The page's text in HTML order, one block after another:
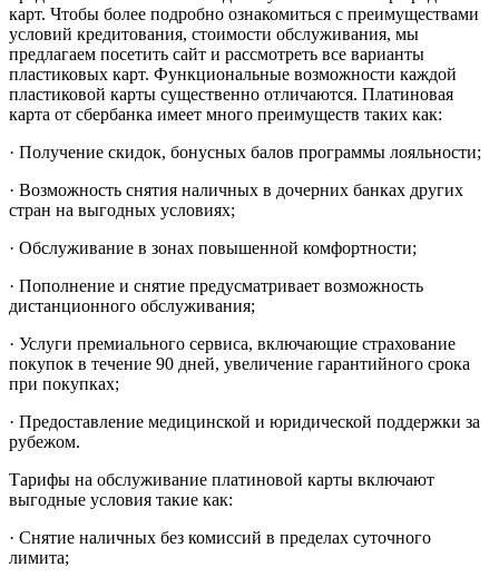
карт. Чтобы более подробно ознакомиться с преимуществами
условий кредитования, стоимости обслуживания, мы
предлагаем посетить сайт и рассмотреть все варианты
пластиковых карт. Функциональные возможности каждой
пластиковой карты существенно отличаются. Платиновая
карта от сбербанка имеет много преимуществ таких как:
· Получение скидок, бонусных балов программы лояльности;
· Возможность снятия наличных в дочерних банках других
стран на выгодных условиях;
· Обслуживание в зонах повышенной комфортности;
· Пополнение и снятие предусматривает возможность
дистанционного обслуживания;
· Услуги премиального сервиса, включающие страхование
покупок в течение 90 дней, увеличение гарантийного срока
при покупках;
· Предоставление медицинской и юридической поддержки за
рубежом.
Тарифы на обслуживание платиновой карты включают
выгодные условия такие как:
· Снятие наличных без комиссий в пределах суточного
лимита;